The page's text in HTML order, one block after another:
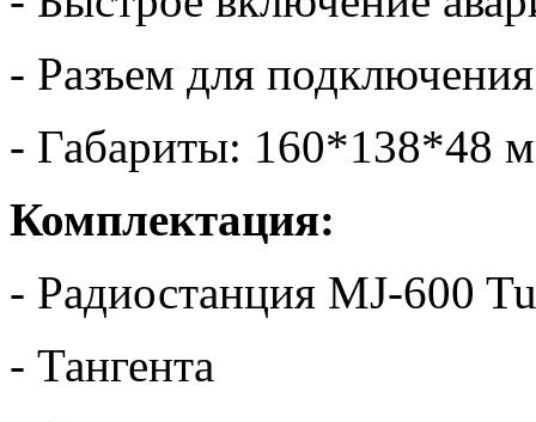
- Разъем для
- Габариты: 160*138*48
Комплектация:
- Радиостанция MJ-600
- Тангента